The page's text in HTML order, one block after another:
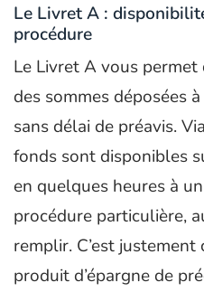
Le Livret A :
procédure
Le Livret A vous
des sommes déposées
sans délai de préavis.
fonds sont disponibles
en quelques heures à
procédure particulière,
remplir. C’est
produit d’épargne de